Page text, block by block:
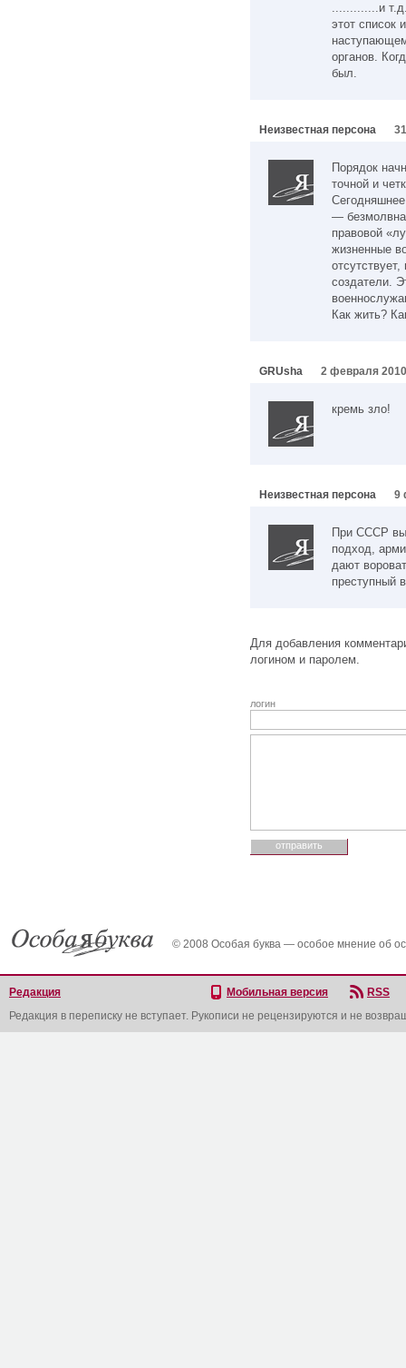
.............и
этот список
органов.
был.
Неизвестная персона
Порядок
точной и
—
правовой
жизненные
создатели.
Как жить?
GRUsha 2 февраля
кремь зло!
Неизвестная персона 9
При СССР
подход,
дают
преступный
Для добавления
логином и паролем.
логин
© 2008 Особая буква — особое мнение об
Редакция Мобильная версия
RSS
Редакция в переписку не вступает. Рукописи не рецензируются и не